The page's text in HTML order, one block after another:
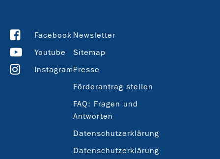
Facebook
Youtube
Instagram
Newsletter
Sitemap
Presse
Förderantrag stellen
FAQ: Fragen und
Antworten
Datenschutzerklärung
Datenschutzerklärung